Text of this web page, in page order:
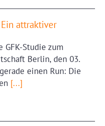
attraktiver
Studie zum
Berlin, den 03.
einen Run: Die
[...]